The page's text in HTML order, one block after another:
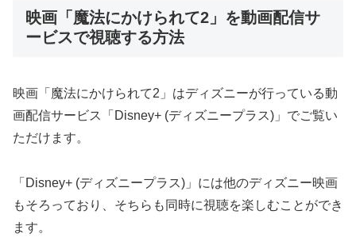
映画「魔法にかけられて2」を動画配信サ
ービスで視聴する方法
映画「魔法にかけられて2」はディズニーが行っている動
画配信サービス「Disney+ (ディズニープラス)」でご覧い
ただけます。
「Disney+ (ディズニープラス)」には他のディズニー映画
もそろっており、そちらも同時に視聴を楽しむことができ
ます。